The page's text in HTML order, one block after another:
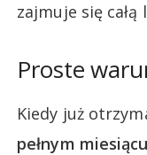
zajmuje się
Proste
Kiedy już
pełnym